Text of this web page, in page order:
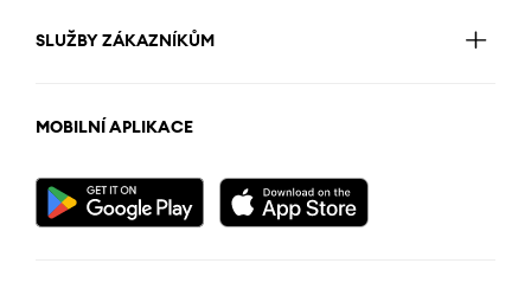
SLUŽBY ZÁKAZNÍKŮM
MOBILNÍ APLIKACE